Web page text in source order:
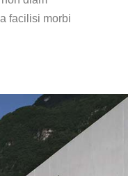
facilisi morbi